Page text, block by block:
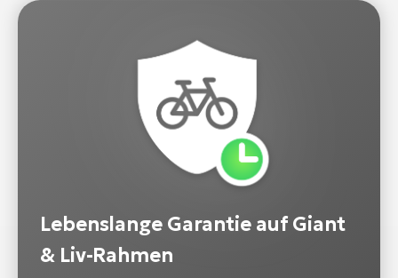
Lebenslange Garantie auf Giant
& Liv-Rahmen